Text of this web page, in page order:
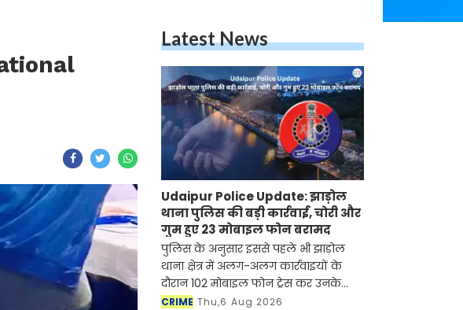
Latest News
Udaipur Police Update: झाड़ोल
थाना पुलिस की बड़ी कार्रवाई, चोरी और
गुम हुए 23 मोबाइल फोन बरामद
पुलिस के अनुसार इससे पहले भी झाड़ोल
थाना क्षेत्र में अलग-अलग कार्रवाइयों के
दौरान 102 मोबाइल फोन ट्रेस कर उनके
मालिकों को लौटाए जा चुके हैं
CRIME Thu,6 Aug 2026